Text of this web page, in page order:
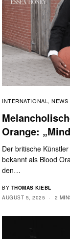
INTERNATIONAL ,NEWS
Orange:
Der britische
bekannt als Blood
den…
BY THOMAS KIEBL
AUGUST 5, 2025
2